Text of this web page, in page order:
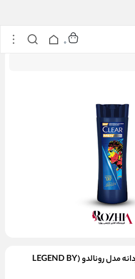
شامپو کلیر (CLEAR) مردانه مدل رونالدو (LEGEND BY CR7)
0
شامپو کلیر (CLEAR) مردانه مدل رونالدو (LEGEND BY